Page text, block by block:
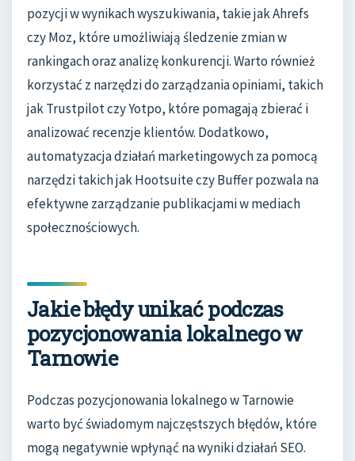
pozycji w wynikach wyszukiwania, takie jak Ahrefs
czy Moz, które umożliwiają śledzenie zmian w
rankingach oraz analizę konkurencji. Warto również
korzystać z narzędzi do zarządzania opiniami, takich
jak Trustpilot czy Yotpo, które pomagają zbierać i
analizować recenzje klientów. Dodatkowo,
automatyzacja działań marketingowych za pomocą
narzędzi takich jak Hootsuite czy Buffer pozwala na
efektywne zarządzanie publikacjami w mediach
społecznościowych.
Jakie błędy unikać podczas
pozycjonowania lokalnego w
Tarnowie
Podczas pozycjonowania lokalnego w Tarnowie
warto być świadomym najczęstszych błędów, które
mogą negatywnie wpłynąć na wyniki działań SEO.